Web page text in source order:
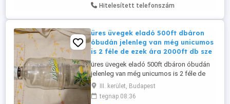
Hitelesített telefonszám
üres üvegek eladó 500ft dbáron
óbudán jelenleg van még unicumos
is 2 féle de ezek ára 2000ft db sze
üres üvegek eladó 500ft dbáron óbudán
jelenleg van még unicumos is 2 féle de
ezek ára 2000ft db személyes átvétel
óbudán lakcimemen 36 50 104 8272
III. kerület, Budapest
tegnap 08:36